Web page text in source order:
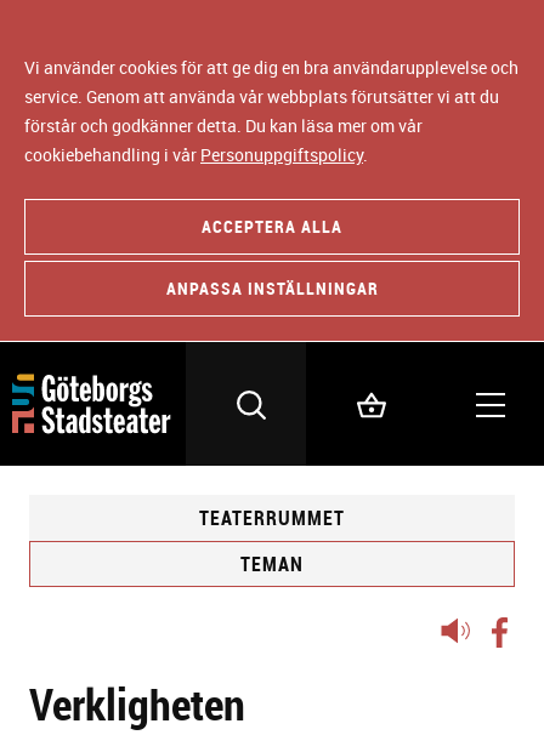
Vi använder cookies för att ge dig en bra användarupplevelse och
service. Genom att använda vår webbplats förutsätter vi att du
förstår och godkänner detta. Du kan läsa mer om vår
cookiebehandling i vår Personuppgiftspolicy.
ACCEPTERA ALLA
ANPASSA INSTÄLLNINGAR
TEATERRUMMET
TEMAN
Lyssna
Verkligheten